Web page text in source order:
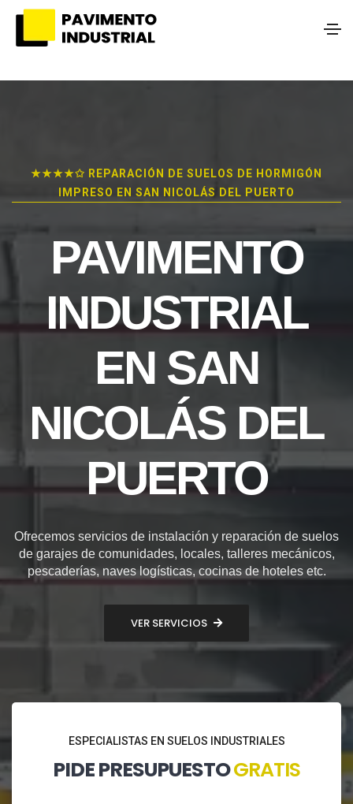
★★★★✩ REPARACIÓN DE SUELOS DE HORMIGÓN
IMPRESO EN SAN NICOLÁS DEL PUERTO
PAVIMENTO
INDUSTRIAL
EN SAN
NICOLÁS DEL
PUERTO
Ofrecemos servicios de instalación y reparación de suelos
de garajes de comunidades, locales, talleres mecánicos,
pescaderías, naves logísticas, cocinas de hoteles etc.
VER SERVICIOS
ESPECIALISTAS EN SUELOS INDUSTRIALES
PIDE PRESUPUESTOGRATIS